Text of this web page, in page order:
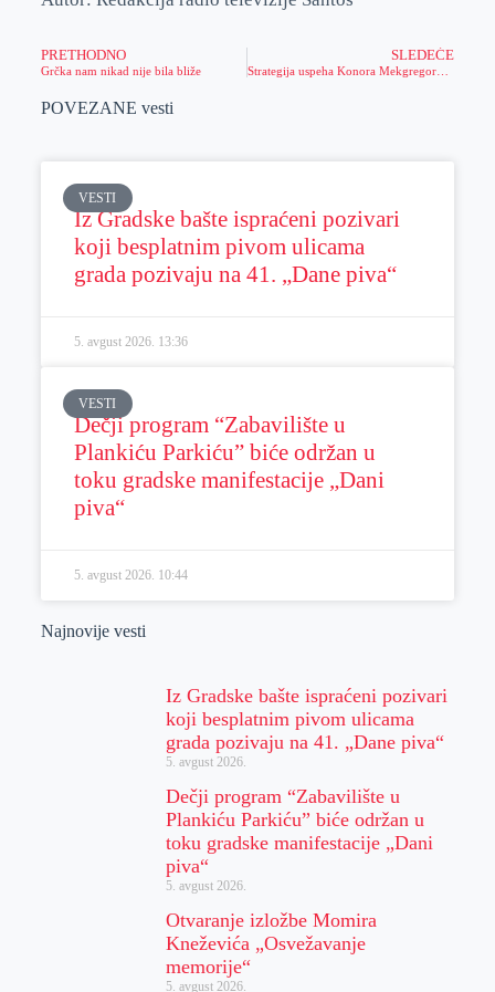
PRETHODNO
Grčka nam nikad nije bila bliže
SLEDEĆE
POVEZANE vesti
VESTI
Iz Gradske bašte ispraćeni pozivari
koji besplatnim pivom ulicama
grada pozivaju na 41. „Dane piva“
5. avgust 2026. 13:36
VESTI
Dečji program “Zabavilište u
Plankiću Parkiću” biće održan u
toku gradske manifestacije „Dani
piva“
5. avgust 2026. 10:44
Najnovije vesti
Iz Gradske bašte ispraćeni pozivari
koji besplatnim pivom ulicama
grada pozivaju na 41. „Dane piva“
5. avgust 2026.
Dečji program “Zabavilište u
Plankiću Parkiću” biće održan u
toku gradske manifestacije „Dani
piva“
5. avgust 2026.
Otvaranje izložbe Momira
Kneževića „Osvežavanje
memorije“
5. avgust 2026.